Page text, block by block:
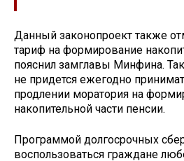
Данный законопроект также
тариф на формирование
пояснил замглавы Минфина.
не придется ежегодно
продлении моратория на
накопительной части пенсии.
Программой долгосрочных
воспользоваться граждане